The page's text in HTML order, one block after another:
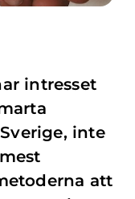
intresset
inte
att